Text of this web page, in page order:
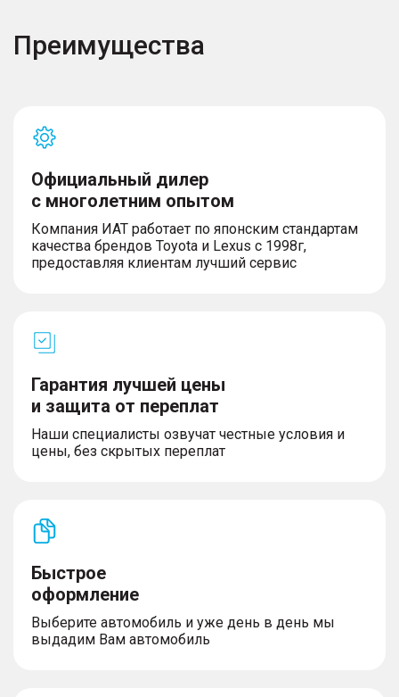
Преимущества
Официальный дилер
с многолетним опытом
Компания ИАТ работает по японским стандартам
качества брендов Toyota и Lexus с 1998г,
предоставляя клиентам лучший сервис
Гарантия лучшей цены
и защита от переплат
Наши специалисты озвучат честные условия и
цены, без скрытых переплат
Быстрое
оформление
Выберите автомобиль и уже день в день мы
выдадим Вам автомобиль